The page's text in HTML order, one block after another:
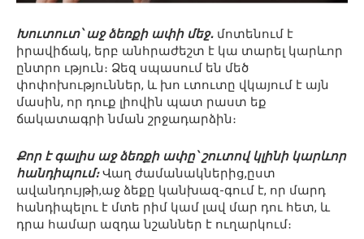
Խուտուտ՝ աջ ձեռքի ափի մեջ․ մոտենում է
իրավիճակ, երբ անհրաժեշտ է կա տարել կարևոր
ընտրո ւթյուն։ Ձեզ սպասում են մեծ
փոփոխություններ, և խո ւտուտը վկայում է այն
մասին, որ դուք լիովին պատ րաստ եք
ճակատագրի նման շրջադարձին։
Քոր է գալիս աջ ձեռքի ափը՝ շուտով կլինի կարևոր
հանդիպում։Վաղ ժամանակներից,ըստ
ավանդույթի,աջ ձեքը կանխազ-գում է, որ մարդ
հանդիպելու է մտե րիմ կամ լավ մար դու հետ, և
դրա համար ազդա նշաններ է ուղարկում։